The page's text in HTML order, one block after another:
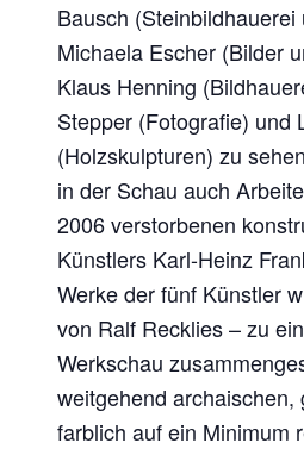
Bausch (Steinbildhauerei
Michaela Escher (Bilder
Klaus Henning
Stepper (Fotografie) und
(Holzskulpturen) zu
in der Schau auch
2006 verstorbenen
Künstlers Karl-Heinz
Werke der fünf Künstler
von Ralf Recklies – zu
Werkschau
weitgehend archaischen,
farblich auf ein Minimum